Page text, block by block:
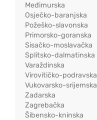
Međimurska
Osječko-baranjska
Požeško-slavonska
Primorsko-goranska
Sisačko-moslavačka
Splitsko-dalmatinska
Varaždinska
Virovitičko-podravska
Vukovarsko-srijemska
Zadarska
Zagrebačka
Šibensko-kninska